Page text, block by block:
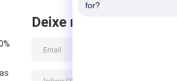
Deixe mensagem
for?